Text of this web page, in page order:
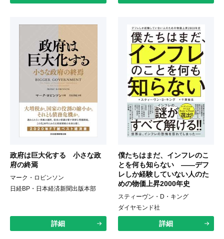
政府は巨大化する 小さな政
府の終焉
マーク・ロビンソン
日経BP・日本経済新聞出版本部
詳細
僕たちはまだ、インフレのこ
とを何も知らない ――デフ
レしか経験していない人のた
めの物価上昇2000年史
スティーヴン・D・キング
ダイヤモンド社
詳細